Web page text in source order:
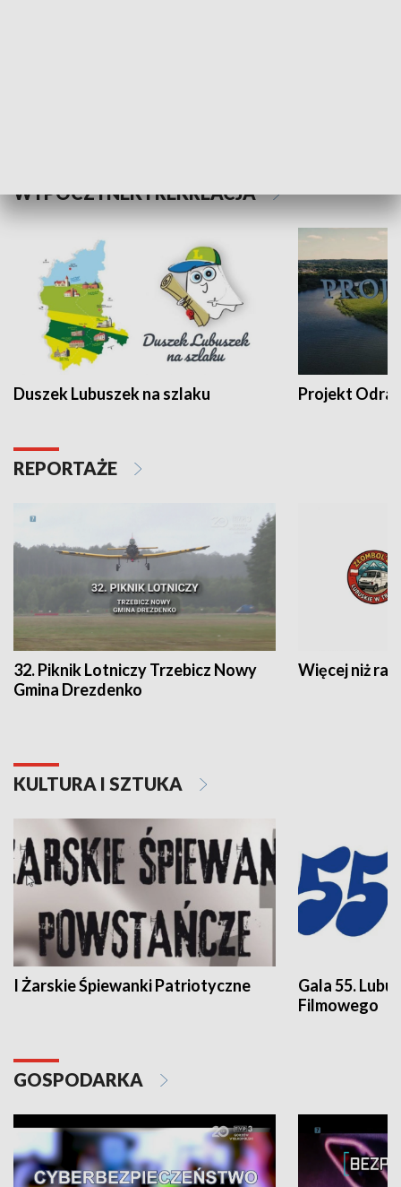
WYPOCZYNEK I REKREACJA
Duszek Lubuszek na szlaku Projekt Odra
REPORTAŻE
32. Piknik Lotniczy Trzebicz Nowy
Gmina Drezdenko
Więcej niż rajd
KULTURA I SZTUKA
I Żarskie Śpiewanki Patriotyczne
Gala 55.
Filmowego
GOSPODARKA